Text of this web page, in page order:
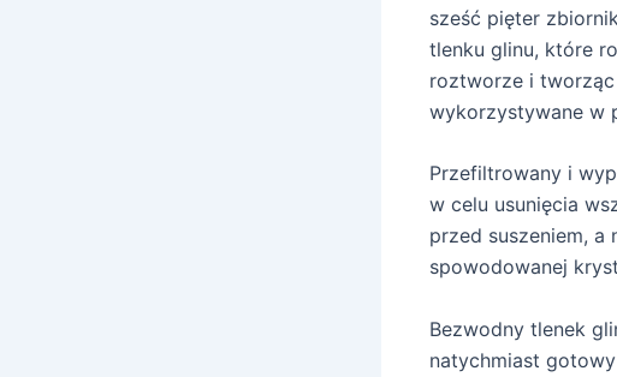
sześć pięter
tlenku glinu, które
roztworze i tworząc
wykorzystywane w
Przefiltrowany i
w celu usunięcia
przed suszeniem, a
spowodowanej
Bezwodny tlenek
natychmiast